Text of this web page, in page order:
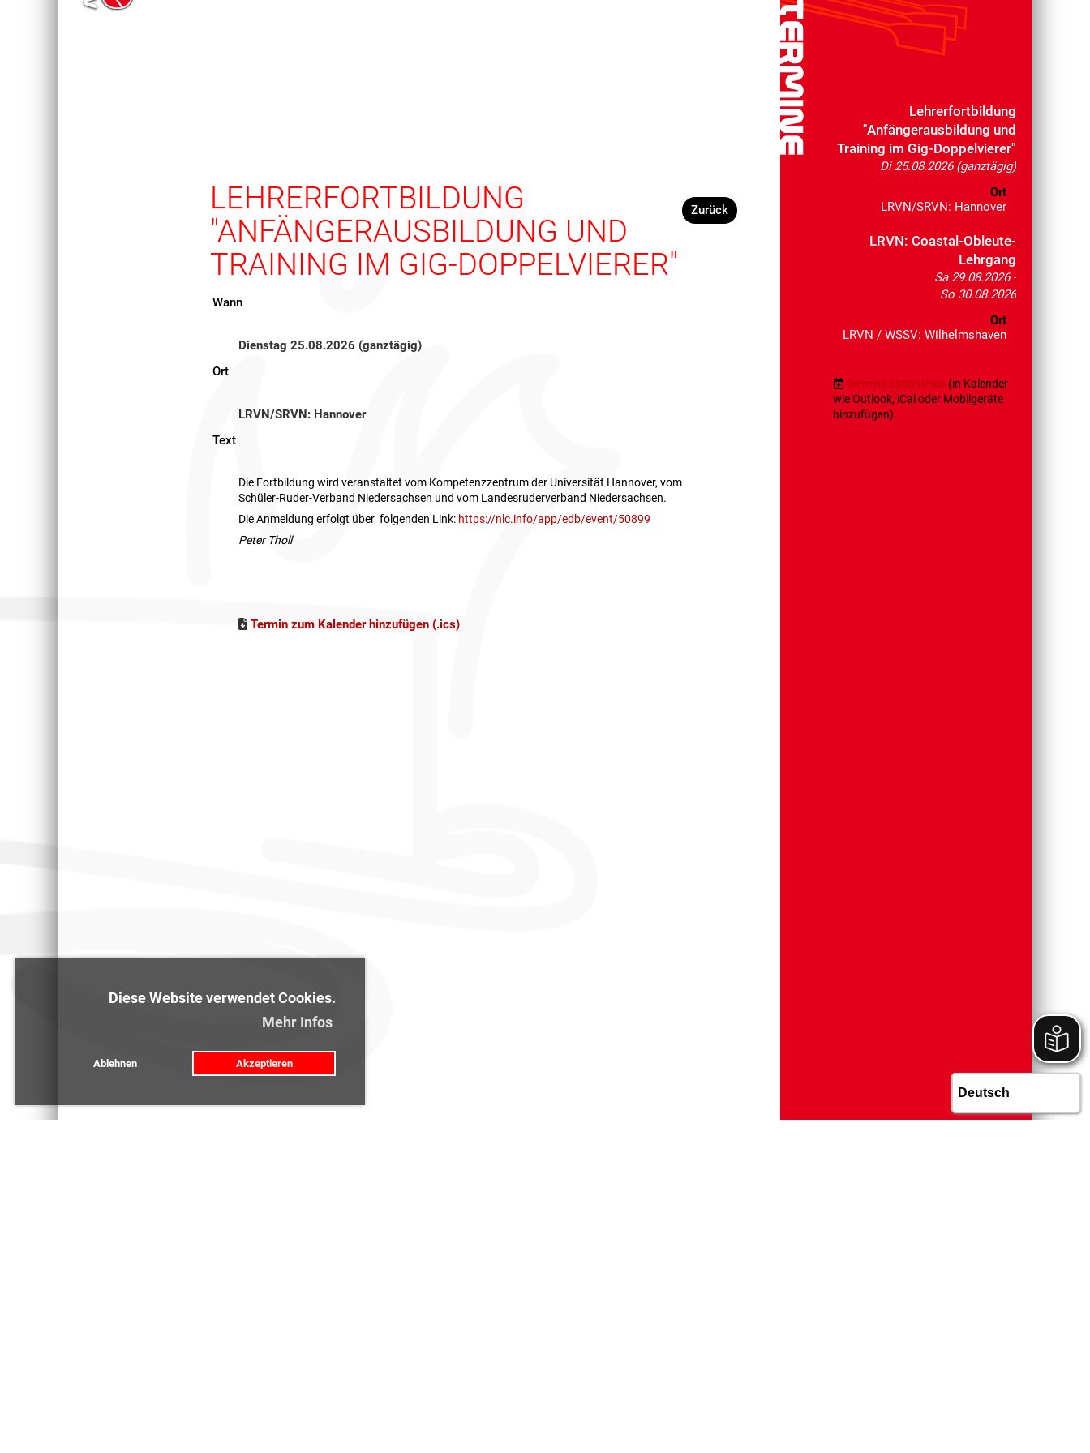
Diese Website verwendet Cookies.
Mehr Infos
Ablehnen Akzeptieren
Zurück
LEHRERFORTBILDUNG
"ANFÄNGERAUSBILDUNG UND
TRAINING IM GIG-DOPPELVIERER"
Wann
Dienstag 25.08.2026 (ganztägig)
Ort
LRVN/SRVN: Hannover
Text
Die Fortbildung wird veranstaltet vom Kompetenzzentrum der Universität Hannover, vom
Schüler-Ruder-Verband Niedersachsen und vom Landesruderverband Niedersachsen.
Die Anmeldung erfolgt über folgenden Link: https://nlc.info/app/edb/event/50899
Peter Tholl
Termin zum Kalender hinzufügen (.ics)
Lehrerfortbildung
"Anfängerausbildung und
Training im Gig-Doppelvierer"
Di 25.08.2026 (ganztägig)
Ort
LRVN/SRVN: Hannover
LRVN: Coastal-Obleute-
Lehrgang
Sa 29.08.2026 -
So 30.08.2026
Ort
LRVN / WSSV: Wilhelmshaven
Termine abonnieren (in Kalender
wie Outlook, iCal oder Mobilgeräte
hinzufügen)